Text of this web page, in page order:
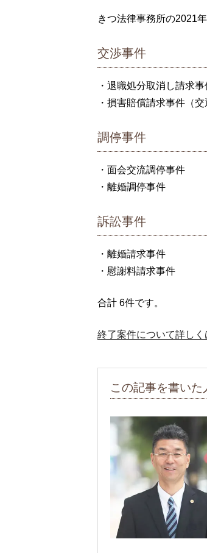
きつ法律事務所の2021
交渉事件
・退職処分取
・損害賠償請求事
調停事件
・面会交流
・離婚調
訴訟事件
・離婚請
・慰謝料
合計 6件です。
終了案件について詳しく
この記事を書いた